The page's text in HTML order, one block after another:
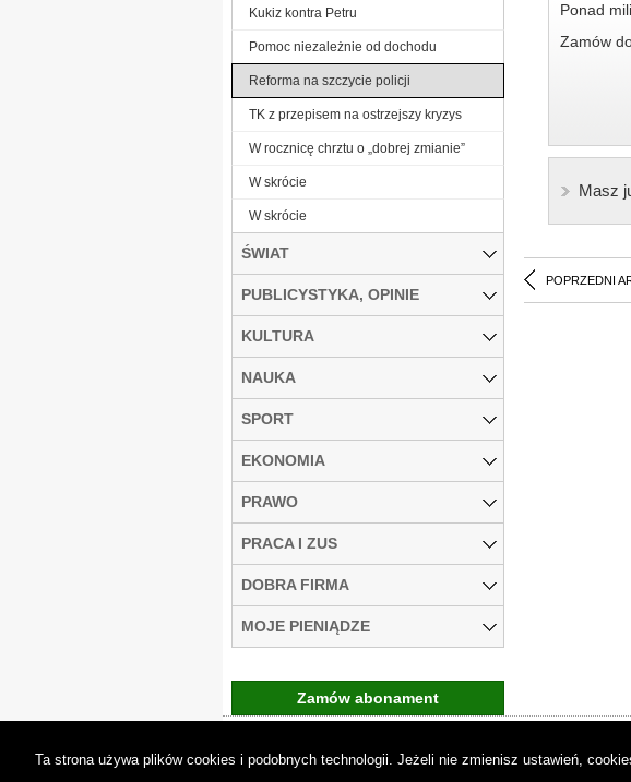
Ponad
Zamów
Masz
POPRZEDNI
Kukiz kontra Petru
Pomoc niezależnie od dochodu
Reforma na szczycie policji
TK z przepisem na ostrzejszy kryzys
W rocznicę chrztu o „dobrej zmianie”
W skrócie
W skrócie
ŚWIAT
PUBLICYSTYKA, OPINIE
KULTURA
NAUKA
SPORT
EKONOMIA
PRAWO
PRACA I ZUS
DOBRA FIRMA
MOJE PIENIĄDZE
Zamów abonament
Ta strona używa plików cookies i podobnych technologii. Jeżeli nie zmienisz ustawień,